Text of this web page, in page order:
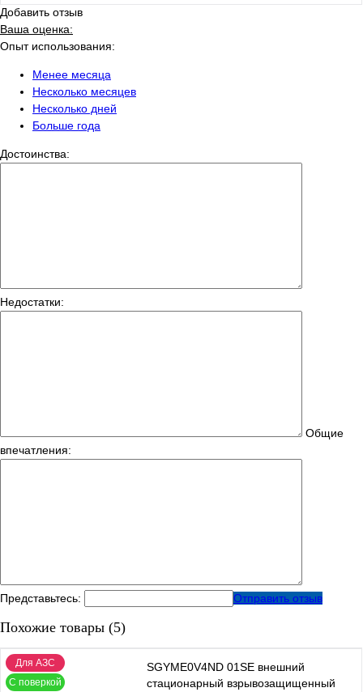
Добавить отзыв
Ваша оценка:
Опыт использования:
Менее месяца
Несколько месяцев
Несколько дней
Больше года
Достоинства:
Недостатки:
Общие
впечатления:
Представьтесь: Отправить отзыв
Похожие товары (5)
Для АЗС
С поверкой
SGYME0V4ND 01SE внешний
стационарный взрывозащищенный